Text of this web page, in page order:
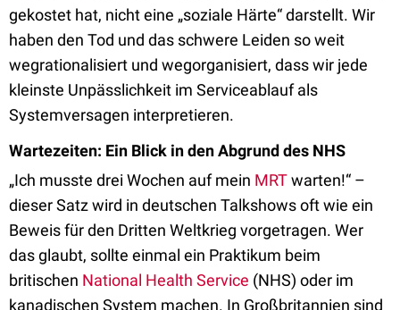
gekostet hat, nicht eine „soziale Härte“ darstellt. Wir
haben den Tod und das schwere Leiden so weit
wegrationalisiert und wegorganisiert, dass wir jede
kleinste Unpässlichkeit im Serviceablauf als
Systemversagen interpretieren.
Wartezeiten: Ein Blick in den Abgrund des NHS
„Ich musste drei Wochen auf mein MRTwarten!“ –
dieser Satz wird in deutschen Talkshows oft wie ein
Beweis für den Dritten Weltkrieg vorgetragen. Wer
das glaubt, sollte einmal ein Praktikum beim
britischen National Health Service (NHS) oder im
kanadischen System machen. In Großbritannien sind